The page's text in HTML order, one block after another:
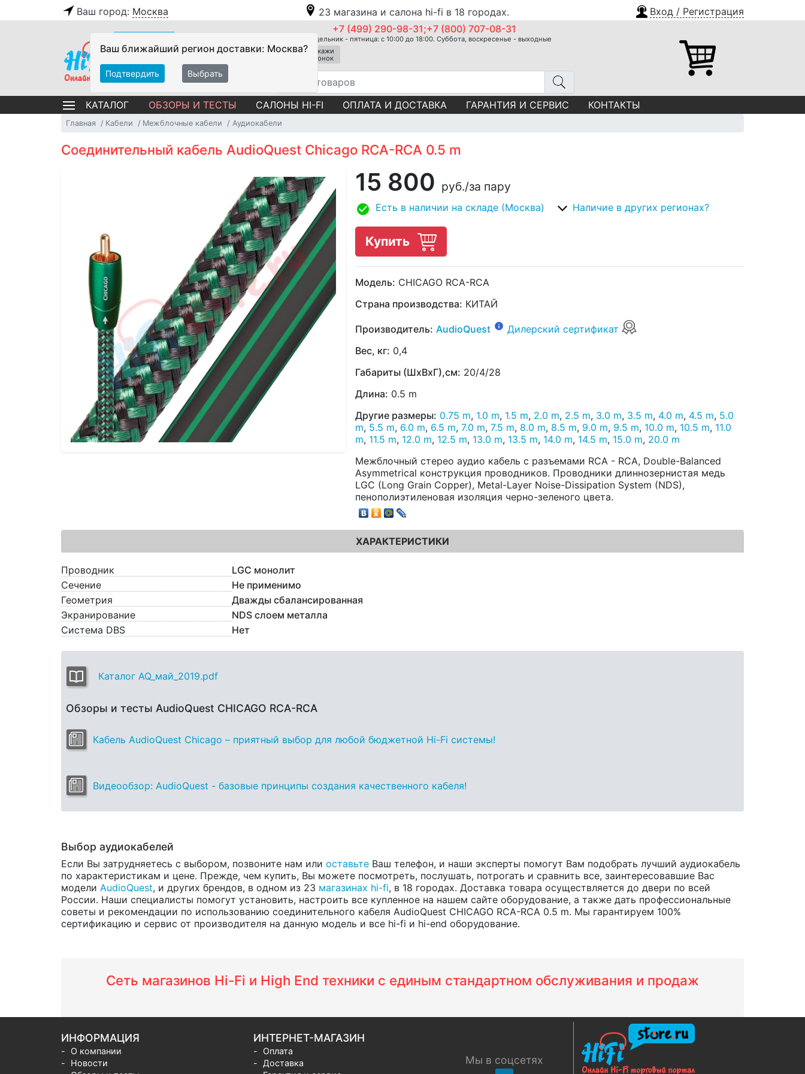
Ваш город: Москва 23 магазина и салона hi-fi в 18 городах. Вход / Регистрация
Ваш ближайший регион доставки: Москва?
Подтвердить Выбрать
+7 (499) 290-98-31;+7 (800) 707-08-31
Понедельник - пятница: с 10:00 до 18:00. Суббота, воскресенье - выходные
Закажи
звонок
КАТАЛОГ ОБЗОРЫ И ТЕСТЫ САЛОНЫ HI-FI ОПЛАТА И ДОСТАВКА ГАРАНТИЯ И СЕРВИС КОНТАКТЫ
Главная Кабели Межблочные кабели Аудиокабели
Соединительный кабель AudioQuest Chicago RCA-RCA 0.5 m
15 800 руб./за пару
Есть в наличии на складе (Москва) Наличие в других регионах?
Купить
Модель: CHICAGO RCA-RCA
Страна производства: КИТАЙ
Производитель: AudioQuest
Дилерский сертификат
Вес, кг: 0,4
Габариты (ШхВхГ),см: 20/4/28
Длина: 0.5 m
Другие размеры: 0.75 m, 1.0 m, 1.5 m, 2.0 m, 2.5 m, 3.0 m, 3.5 m, 4.0 m, 4.5 m, 5.0
m, 5.5 m, 6.0 m, 6.5 m, 7.0 m, 7.5 m, 8.0 m, 8.5 m, 9.0 m, 9.5 m, 10.0 m, 10.5 m, 11.0
m, 11.5 m, 12.0 m, 12.5 m, 13.0 m, 13.5 m, 14.0 m, 14.5 m, 15.0 m, 20.0 m
Межблочный стерео аудио кабель с разъемами RCA - RCA, Double-Balanced
Asymmetrical конструкция проводников. Проводники длиннозернистая медь
LGC (Long Grain Copper), Metal-Layer Noise-Dissipation System (NDS),
пенополиэтиленовая изоляция черно-зеленого цвета.
ХАРАКТЕРИСТИКИ
Проводник
LGC монолит
Сечение
Не применимо
Геометрия
Дважды сбалансированная
Экранирование
NDS слоем металла
Система DBS
Нет
Каталог AQ_май_2019.pdf
Обзоры и тесты AudioQuest CHICAGO RCA-RCA
Кабель AudioQuest Chicago – приятный выбор для любой бюджетной Hi-Fi системы!
Видеообзор: AudioQuest - базовые принципы создания качественного кабеля!
Выбор аудиокабелей
Если Вы затрудняетесь с выбором, позвоните нам или оставьте Ваш телефон, и наши эксперты помогут Вам подобрать лучший аудиокабель
по характеристикам и цене. Прежде, чем купить, Вы можете посмотреть, послушать, потрогать и сравнить все, заинтересовавшие Вас
модели AudioQuest, и других брендов, в одном из 23 магазинах hi-fi, в 18 городах. Доставка товара осуществляется до двери по всей
России. Наши специалисты помогут установить, настроить все купленное на нашем сайте оборудование, а также дать профессиональные
советы и рекомендации по использованию соединительного кабеля AudioQuest CHICAGO RCA-RCA 0.5 m. Мы гарантируем 100%
сертификацию и сервис от производителя на данную модель и все hi-fi и hi-end оборудование.
Сеть магазинов Hi-Fi и High End техники с единым стандартном обслуживания и продаж
ИНФОРМАЦИЯ
О компании
Новости
ИНТЕРНЕТ-МАГАЗИН
Оплата
Доставка
Мы в соцсетях